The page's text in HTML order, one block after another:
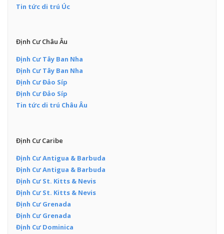
Tin tức di trú Úc
Định Cư Châu Âu
Định Cư Tây Ban Nha
Định Cư Tây Ban Nha
Định Cư Đảo Síp
Định Cư Đảo Síp
Tin tức di trú Châu Âu
Định Cư Caribe
Định Cư Antigua & Barbuda
Định Cư Antigua & Barbuda
Định Cư St. Kitts & Nevis
Định Cư St. Kitts & Nevis
Định Cư Grenada
Định Cư Grenada
Định Cư Dominica